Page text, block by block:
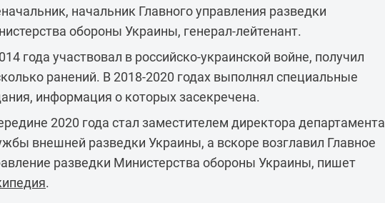
начальник Главного управления разведки
обороны Украины, генерал-лейтенант.
года участвовал в российско-украинской войне, получил
ранений. В 2018-2020 годах выполнял специальные
информация о которых засекречена.
2020 года стал заместителем директора департамента
внешней разведки Украины, а вскоре возглавил Главное
разведки Министерства обороны Украины, пишет
.